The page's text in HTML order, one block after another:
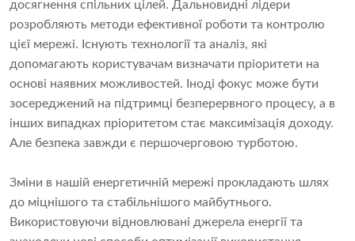
досягнення спільних цілей. Дальновидні лідери
розробляють методи ефективної роботи та контролю
цієї мережі. Існують технології та аналіз, які
допомагають користувачам визначати пріоритети на
основі наявних можливостей. Іноді фокус може бути
зосереджений на підтримці безперервного процесу, а в
інших випадках пріоритетом стає максимізація доходу.
Але безпека завжди є першочерговою турботою.
Зміни в нашій енергетичній мережі прокладають шлях
до міцнішого та стабільнішого майбутнього.
Використовуючи відновлювані джерела енергії та